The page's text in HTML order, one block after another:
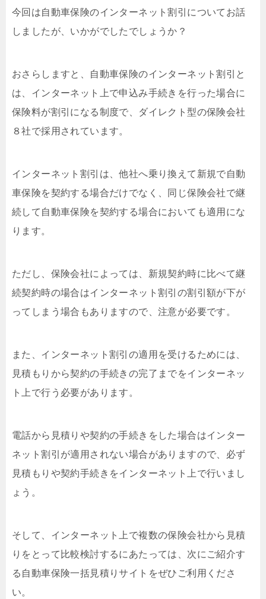
今回は自動車保険のインターネット割引についてお話
しましたが、いかがでしたでしょうか？
おさらしますと、自動車保険のインターネット割引と
は、インターネット上で申込み手続きを行った場合に
保険料が割引になる制度で、ダイレクト型の保険会社
８社で採用されています。
インターネット割引は、他社へ乗り換えて新規で自動
車保険を契約する場合だけでなく、同じ保険会社で継
続して自動車保険を契約する場合においても適用にな
ります。
ただし、保険会社によっては、新規契約時に比べて継
続契約時の場合はインターネット割引の割引額が下が
ってしまう場合もありますので、注意が必要です。
また、インターネット割引の適用を受けるためには、
見積もりから契約の手続きの完了までをインターネッ
ト上で行う必要があります。
電話から見積りや契約の手続きをした場合はインター
ネット割引が適用されない場合がありますので、必ず
見積もりや契約手続きをインターネット上で行いまし
ょう。
そして、インターネット上で複数の保険会社から見積
りをとって比較検討するにあたっては、次にご紹介す
る自動車保険一括見積りサイトをぜひご利用くださ
い。